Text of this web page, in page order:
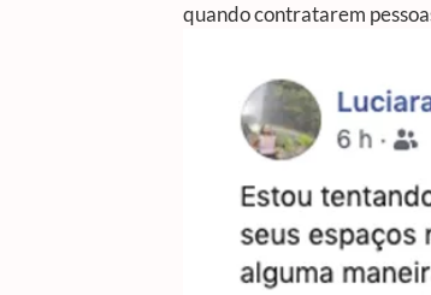
quando contratarem